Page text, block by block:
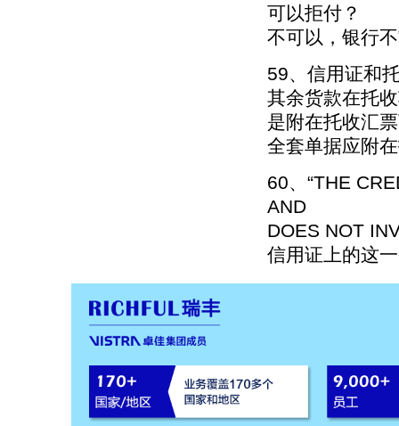
可以拒付？
不可以，银行
59、信用证和
其余货款在托
是附在托收汇
全套单据应附
60、“THE
AND
DOES NOT
信用证上的这